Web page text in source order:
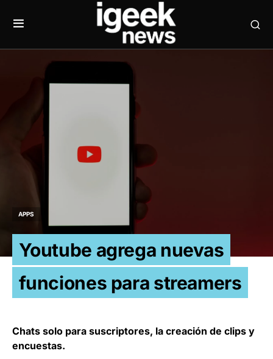
APPS
Youtube agrega nuevas
funciones para streamers
Chats solo para suscriptores, la creación de clips y
encuestas.